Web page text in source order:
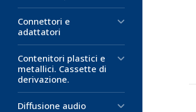
Connettori e
adattatori
Contenitori plastici e
metallici. Cassette di
derivazione.
Diffusione audio